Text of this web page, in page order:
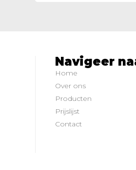
Navigeer
Home
Over ons
Producten
Prijslijst
Contact